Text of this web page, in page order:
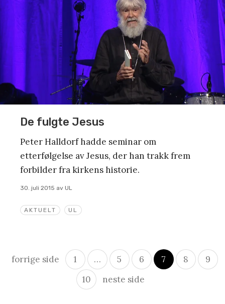
AKTUELT UL
De fulgte Jesus
Peter Halldorf hadde seminar om
etterfølgelse av Jesus, der han trakk frem
forbilder fra kirkens historie.
30. juli 2015 av UL
Innleggsnavigasjon
forrige side 1 … 5 6 7 8
9
10
neste side